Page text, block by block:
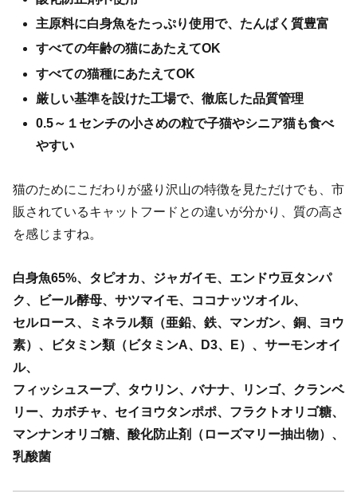
主原料に白身魚をたっぷり使用で、たんぱく質豊富
すべての年齢の猫にあたえてOK
すべての猫種にあたえてOK
厳しい基準を設けた工場で、徹底した品質管理
0.5～１センチの小さめの粒で子猫やシニア猫も食べ
やすい
猫のためにこだわりが盛り沢山の特徴を見ただけでも、市
販されているキャットフードとの違いが分かり、質の高さ
を感じますね。
白身魚65%、タピオカ、ジャガイモ、エンドウ豆タンパ
ク、ビール酵母、サツマイモ、ココナッツオイル、
セルロース、ミネラル類（亜鉛、鉄、マンガン、銅、ヨウ
素）、ビタミン類（ビタミンA、D3、E）、サーモンオイ
ル、
フィッシュスープ、タウリン、バナナ、リンゴ、クランベ
リー、カボチャ、セイヨウタンポポ、フラクトオリゴ糖、
マンナンオリゴ糖、酸化防止剤（ローズマリー抽出物）、
乳酸菌